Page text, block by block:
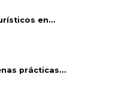
en...
prácticas...